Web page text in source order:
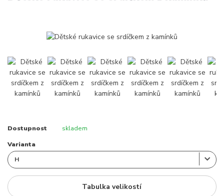
Dostupnost skladem
Varianta
Tabulka velikostí